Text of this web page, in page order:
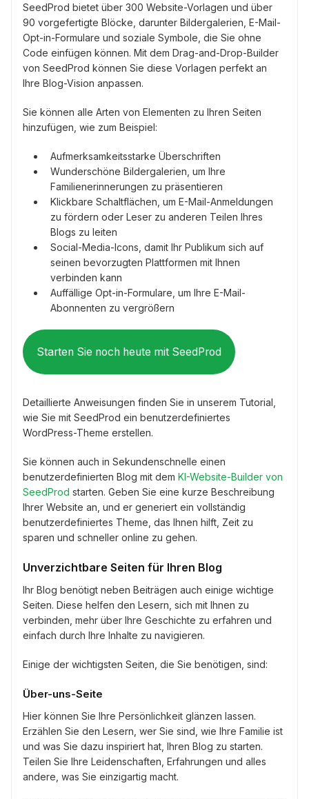
SeedProd bietet über 300 Website-Vorlagen und über
90 vorgefertigte Blöcke, darunter Bildergalerien, E-Mail-
Opt-in-Formulare und soziale Symbole, die Sie ohne
Code einfügen können. Mit dem Drag-and-Drop-Builder
von SeedProd können Sie diese Vorlagen perfekt an
Ihre Blog-Vision anpassen.
Sie können alle Arten von Elementen zu Ihren Seiten
hinzufügen, wie zum Beispiel:
Aufmerksamkeitsstarke Überschriften
Wunderschöne Bildergalerien, um Ihre
Familienerinnerungen zu präsentieren
Klickbare Schaltflächen, um E-Mail-Anmeldungen
zu fördern oder Leser zu anderen Teilen Ihres
Blogs zu leiten
Social-Media-Icons, damit Ihr Publikum sich auf
seinen bevorzugten Plattformen mit Ihnen
verbinden kann
Auffällige Opt-in-Formulare, um Ihre E-Mail-
Abonnenten zu vergrößern
Starten Sie noch heute mit SeedProd
Detaillierte Anweisungen finden Sie in unserem Tutorial,
wie Sie mit SeedProd ein benutzerdefiniertes
WordPress-Theme erstellen.
Sie können auch in Sekundenschnelle einen
benutzerdefinierten Blog mit dem KI-Website-Builder von
SeedProd starten. Geben Sie eine kurze Beschreibung
Ihrer Website an, und er generiert ein vollständig
benutzerdefiniertes Theme, das Ihnen hilft, Zeit zu
sparen und schneller online zu gehen.
Unverzichtbare Seiten für Ihren Blog
Ihr Blog benötigt neben Beiträgen auch einige wichtige
Seiten. Diese helfen den Lesern, sich mit Ihnen zu
verbinden, mehr über Ihre Geschichte zu erfahren und
einfach durch Ihre Inhalte zu navigieren.
Einige der wichtigsten Seiten, die Sie benötigen, sind:
Über-uns-Seite
Hier können Sie Ihre Persönlichkeit glänzen lassen.
Erzählen Sie den Lesern, wer Sie sind, wie Ihre Familie ist
und was Sie dazu inspiriert hat, Ihren Blog zu starten.
Teilen Sie Ihre Leidenschaften, Erfahrungen und alles
andere, was Sie einzigartig macht.